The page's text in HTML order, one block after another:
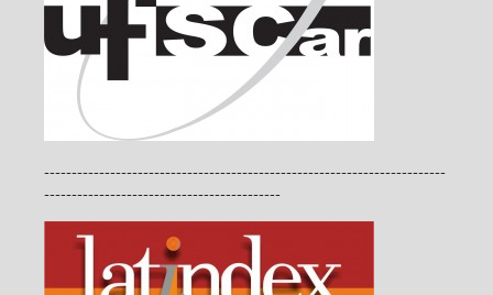
-------------------------------------------------------------------------
-------------------------------------------